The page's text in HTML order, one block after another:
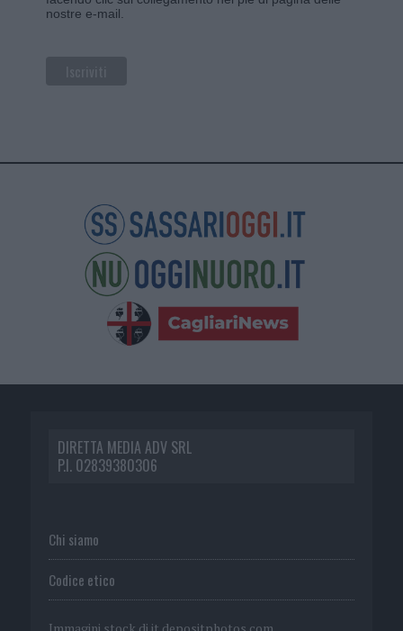
nostre e-mail.
DIRETTA MEDIA ADV SRL
P.I. 02839380306
Chi siamo
Codice etico